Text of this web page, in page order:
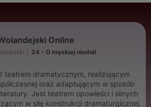
Online
24 - O męskiej niedoli
teatrem dramatycznym, realizującym
oraz adaptującym w sposób
Jest teatrem opowieści i silnych
w siłę konstrukcji dramaturgicznej.